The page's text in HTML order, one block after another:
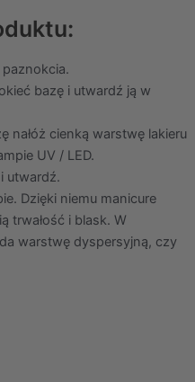
bazę i utwardź ją w
nałóż cienką warstwę lakieru
UV / LED.
utwardź.
Dzięki niemu manicure
trwałość i blask. W
warstwę dyspersyjną, czy